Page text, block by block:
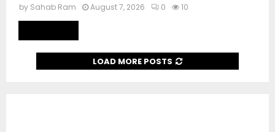
by Sahab Ram August 7, 2026 0 10
LOAD MORE POSTS